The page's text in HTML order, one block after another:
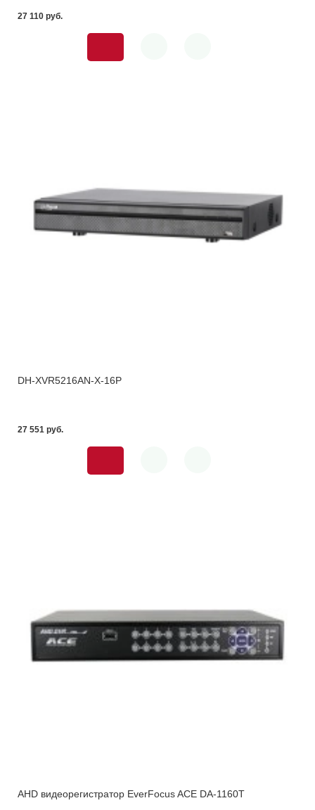
27 110 pуб.
DH-XVR5216AN-X-16P
27 551 pуб.
AHD видеорегистратор EverFocus ACE DA-1160T